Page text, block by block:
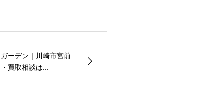
ーデン｜川崎市宮前
買取相談は...